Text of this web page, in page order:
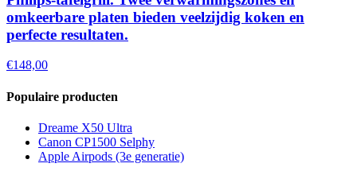
omkeerbare platen bieden veelzijdig koken en
perfecte resultaten.
€148,00
Populaire producten
Dreame X50 Ultra
Canon CP1500 Selphy
Apple Airpods (3e generatie)